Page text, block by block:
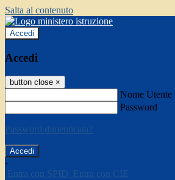
Salta al contenuto
Accedi
Accedi
button close ×
Nome Utente
Password
Password dimenticata?
-
Entra con SPID
Entra con CIE